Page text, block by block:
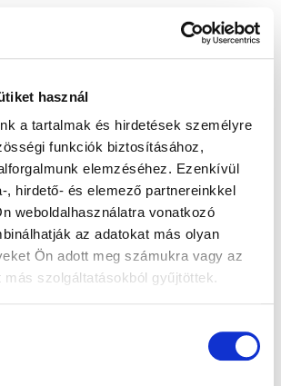
használ
a tartalmak és hirdetések személyre
funkciók biztosításához,
elemzéséhez. Ezenkívül
, hirdető- és elemező partnereinkkel
weboldalhasználatra vonatkozó
az adatokat más olyan
Ön adott meg számukra vagy az
más szolgáltatásokból gyűjtöttek.